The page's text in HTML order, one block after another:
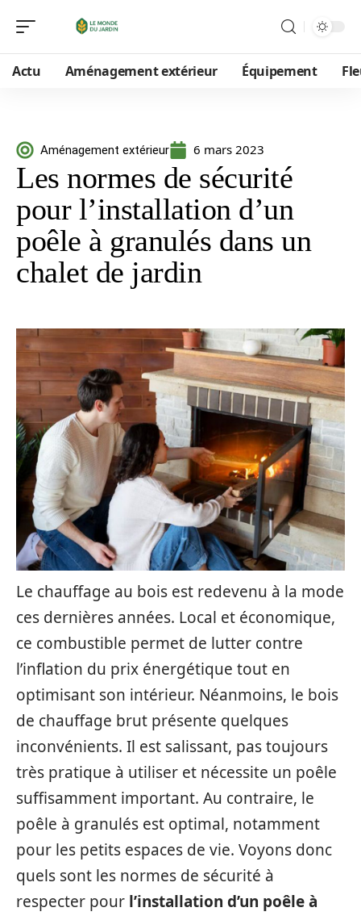
Actu Aménagement extérieur Équipement
Aménagement extérieur 6 mars 2023
Les normes de sécurité
pour l’installation d’un
poêle à granulés dans un
chalet de jardin
Le chauffage au bois est redevenu à la mode
ces dernières années. Local et économique,
ce combustible permet de lutter contre
l’inflation du prix énergétique tout en
optimisant son intérieur. Néanmoins, le bois
de chauffage brut présente quelques
inconvénients. Il est salissant, pas toujours
très pratique à utiliser et nécessite un poêle
suffisamment important. Au contraire, le
poêle à granulés est optimal, notamment
pour les petits espaces de vie. Voyons donc
quels sont les normes de sécurité à
respecter pour l’installation d’un poêle à